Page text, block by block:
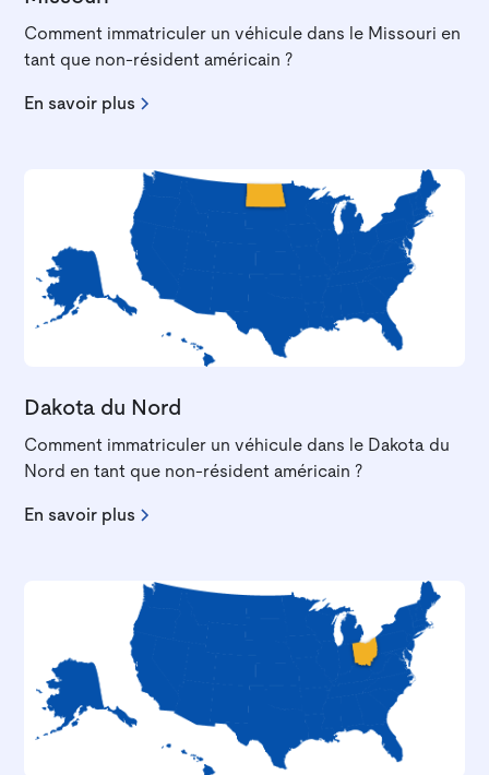
Comment immatriculer un véhicule dans le Missouri en
tant que non-résident américain ?
En savoir plus
Dakota du Nord
Comment immatriculer un véhicule dans le Dakota du
Nord en tant que non-résident américain ?
En savoir plus